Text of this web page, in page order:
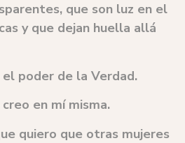
que son luz en el
y que dejan huella allá
poder de la Verdad.
en mí misma.
quiero que otras mujeres